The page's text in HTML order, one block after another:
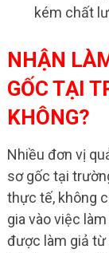
kém chất
NHẬN
GỐC TẠI
KHÔNG?
Nhiều đơn vị
sơ gốc tại
thực tế, không
gia vào việc
được làm giả từ